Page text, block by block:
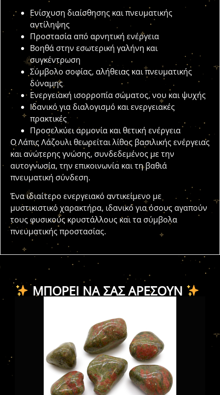
Ενίσχυση διαίσθησης και πνευματικής
αντίληψης
Προστασία από αρνητική ενέργεια
Βοηθά στην εσωτερική γαλήνη και
συγκέντρωση
Σύμβολο σοφίας, αλήθειας και πνευματικής
δύναμης
Ενεργειακή ισορροπία σώματος, νου και ψυχής
Ιδανικό για διαλογισμό και ενεργειακές
πρακτικές
Προσελκύει αρμονία και θετική ενέργεια
Ο Λάπις Λάζουλι θεωρείται λίθος βασιλικής ενέργειας
και ανώτερης γνώσης, συνδεδεμένος με την
αυτογνωσία, την επικοινωνία και τη βαθιά
πνευματική σύνδεση.
Ένα ιδιαίτερο ενεργειακό αντικείμενο με
μυστικιστικό χαρακτήρα, ιδανικό για όσους αγαπούν
τους φυσικούς κρυστάλλους και τα σύμβολα
πνευματικής προστασίας.
ΜΠΟΡΕΊ ΝΑ ΣΑΣ ΑΡΈΣΟΥΝ